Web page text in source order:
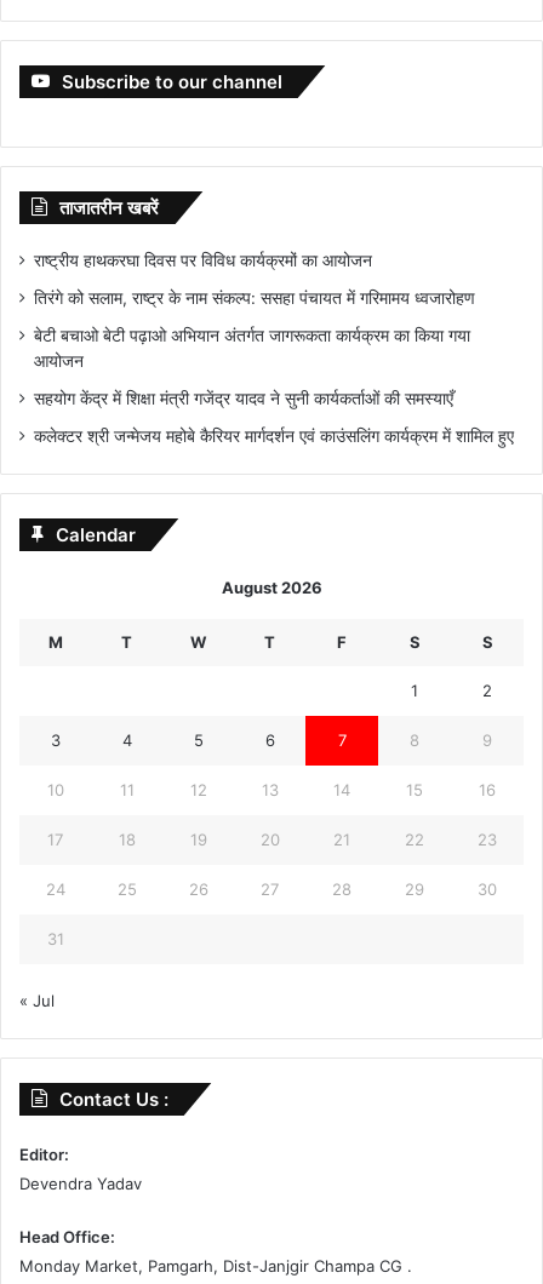
Subscribe to our channel
ताजातरीन खबरें
राष्ट्रीय हाथकरघा दिवस पर विविध कार्यक्रमों का आयोजन
तिरंगे को सलाम, राष्ट्र के नाम संकल्प: ससहा पंचायत में गरिमामय ध्वजारोहण
बेटी बचाओ बेटी पढ़ाओ अभियान अंतर्गत जागरूकता कार्यक्रम का किया गया
आयोजन
सहयोग केंद्र में शिक्षा मंत्री गजेंद्र यादव ने सुनी कार्यकर्ताओं की समस्याएँ
कलेक्टर श्री जन्मेजय महोबे कैरियर मार्गदर्शन एवं काउंसलिंग कार्यक्रम में शामिल हुए
Calendar
August 2026
M T W T F S S
1 2
3 4 5 6 7 8 9
10 11 12 13 14 15 16
17 18 19 20 21 22 23
24 25 26 27 28 29 30
31
« Jul
Contact Us :
Editor:
Devendra Yadav
Head Office:
Monday Market, Pamgarh, Dist-Janjgir Champa CG .